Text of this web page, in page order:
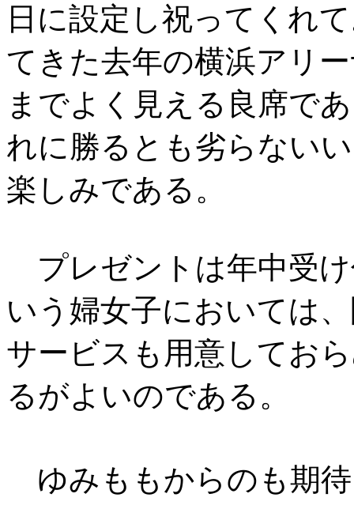
日に設定し祝ってくれ
てきた去年の横浜アリ
までよく見える良席で
れに勝るとも劣らない
楽しみである。
プレゼントは年中受
いう婦女子においては
サービスも用意してお
るがよいのである。
ゆみももからのも期